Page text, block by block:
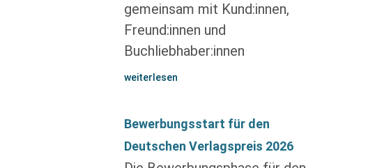
gemeinsam mit Kund:innen,
Freund:innen und
Buchliebhaber:innen
weiterlesen
Bewerbungsstart für den
Deutschen Verlagspreis 2026